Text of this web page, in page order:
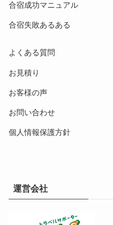
合宿成功マニュアル
合宿失敗あるある
よくある質問
お見積り
お客様の声
お問い合わせ
個人情報保護方針
運営会社